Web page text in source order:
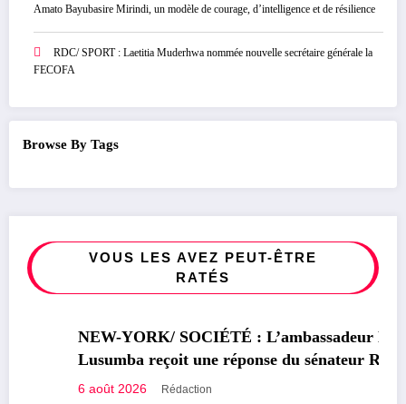
Amato Bayubasire Mirindi, un modèle de courage, d’intelligence et de résilience
RDC/ SPORT : Laetitia Muderhwa nommée nouvelle secrétaire générale la
FECOFA
Browse By Tags
VOUS LES AVEZ PEUT-ÊTRE
RATÉS
SOCIÉTÉ
NEW-YORK/ SOCIÉTÉ : L’ambassadeur Luc
Lusumba reçoit une réponse du sénateur Rick
Scott sur la protection du programme Medicaid
6 août 2026 Rédaction